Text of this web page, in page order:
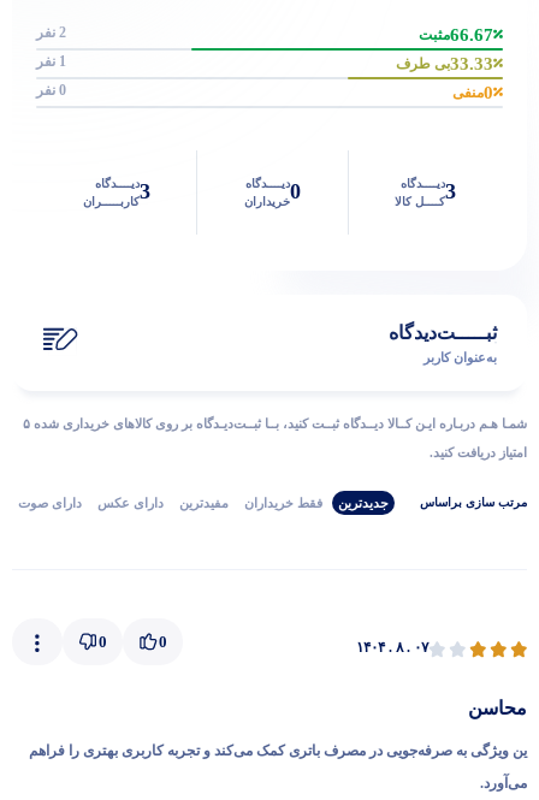
66.67مثبت 2 نفر
33.33بی طرف 1 نفر
0منفی 0 نفر
3دیــــدگاه
کــــل کالا
0دیــــدگاه
خریداران
3دیــــدگاه
کاربـــــران
ثبـــــت‌دیدگاه
به‌عنوان کاربر
شمـا هـم دربـاره ایـن کــالا دیــدگاه ثبــت کنید، بــا ثبــت‌دیـدگاه بر روی کالاهای خریداری شده ۵
امتیاز دریافت کنید.
مرتب‌ سازی‌ بر‌اساس جدیدترین فقط‌ خریداران‌ مفیدترین دارای‌ عکس دارای‌ صوت
۱۴۰۴ . ۸ . ۰۷ 0
0
محاسن
ین ویژگی به صرفه‌جویی در مصرف باتری کمک می‌کند و تجربه کاربری بهتری را فراهم
می‌آورد.